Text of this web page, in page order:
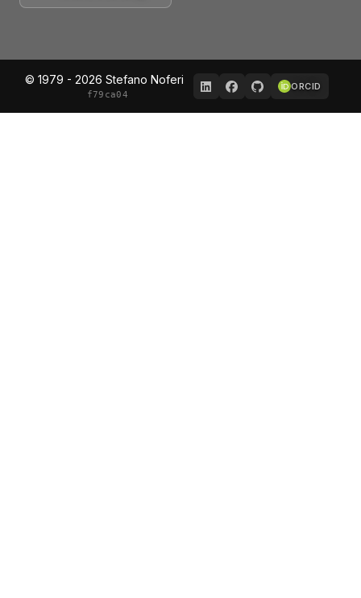
© 1979 - 2026 Stefano Noferi
f79ca04
ORCID